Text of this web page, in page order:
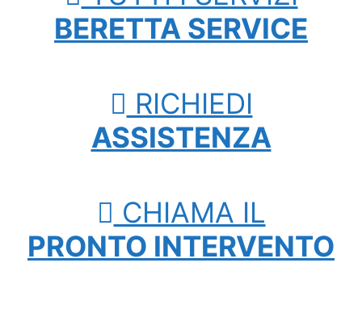
BERETTA SERVICE
RICHIEDI
ASSISTENZA
CHIAMA IL
PRONTO INTERVENTO